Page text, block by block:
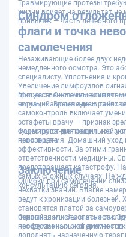
Травмирующие протезы
жизни влияет на результат
привычек — часть лечебного
Синдром
флаги и точка
самолечения
Незаживающие более двух
немедленного осмотра. Это
специалисту. Уплотнения и
Увеличение лимфоузлов
процесса. Системные
ситуации. Время здесь
Множественные или
нормы. Самолечение в таких
самоконтроль включает
эстафеты врачу — признак
существуют для защиты
невозврата.
Формирование правильной
просвещения. Домашний уход
эффективности. За этими
ответственности медицины.
предотвращает катастрофу.
самых сложных случаях. Не
консультацию сегодня.
Заключение
Ошибки при самолечении
нехватки знаний. Благие
ведут к хронизации
становятся платой за
первый шаг к безопасности.
необдуманных экспериментов.
Основная мысль статьи
профессиональной